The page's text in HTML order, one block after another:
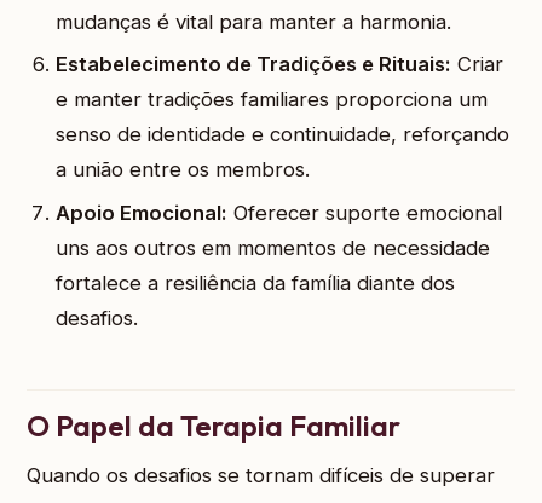
mudanças é vital para manter a harmonia.
Estabelecimento de Tradições e Rituais: Criar
e manter tradições familiares proporciona um
senso de identidade e continuidade, reforçando
a união entre os membros.
Apoio Emocional: Oferecer suporte emocional
uns aos outros em momentos de necessidade
fortalece a resiliência da família diante dos
desafios.
O Papel da Terapia Familiar
Quando os desafios se tornam difíceis de superar